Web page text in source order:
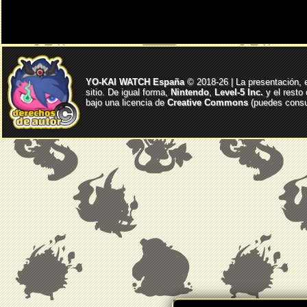
YO-KAI WATCH España© 2018-26 | La presentación,
sitio. De igual forma, Nintendo, Level-5 Inc. y el resto
bajo una licencia deCreative Commons(puedes